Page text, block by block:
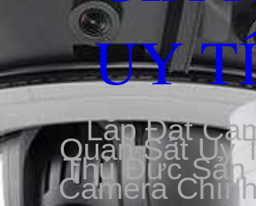
UY
Lắp Đặt
Quan Sát Uy
Thủ Đức Sản
Camera